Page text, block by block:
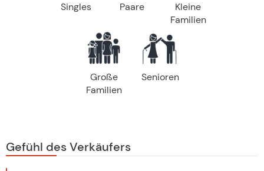
Singles Paare
Kleine
Familien
Große
Familien
Senioren
Gefühl des Verkäufers